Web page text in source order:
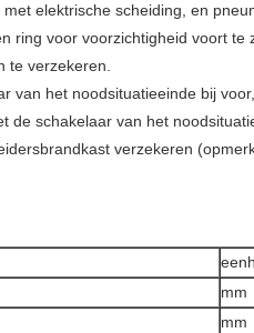
elektrische scheiding, en
ring voor voorzichtigheid voort
te verzekeren.
van het noodsituatieeinde bij
de schakelaar van het
verzekeren
mm
mm